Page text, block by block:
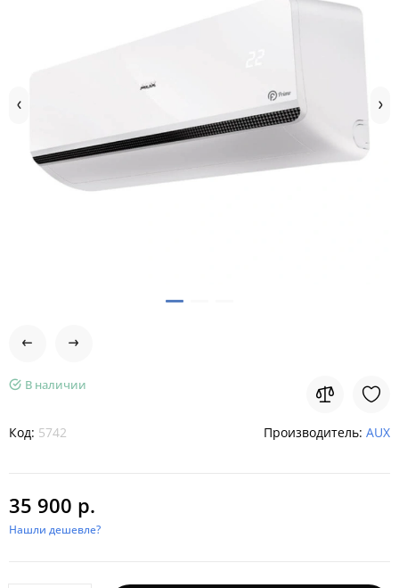
В наличии
Код: 5742 Производитель: AUX
35 900 р.
Нашли дешевле?